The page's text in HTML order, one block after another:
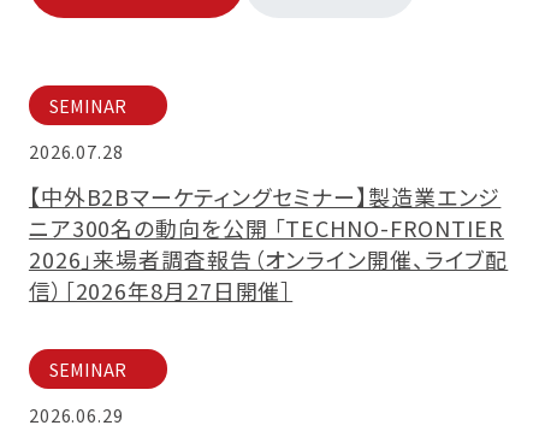
SEMINAR
2026.07.28
【中外B2Bマーケティングセミナー】製造業エンジ
ニア300名の動向を公開 「TECHNO-FRONTIER
2026」来場者調査報告​（オンライン開催、ライブ配
信）​［2026年8月27日開催］
SEMINAR
2026.06.29